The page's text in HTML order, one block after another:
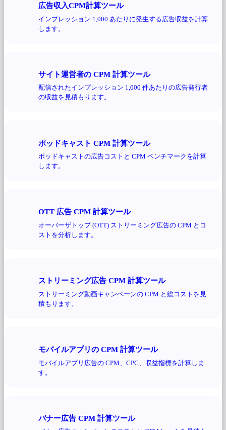
広告収入CPM計算ツール
インプレッション 1,000 あたりに発生する広告収益を計算
します。
サイト運営者の CPM 計算ツール
配信されたインプレッション 1,000 件あたりの広告発行者
の収益を見積もります。
ポッドキャスト CPM 計算ツール
ポッドキャストの広告コストと CPM ベンチマークを計算
します。
OTT 広告 CPM 計算ツール
オーバーザトップ (OTT) ストリーミング広告の CPM とコ
ストを分析します。
ストリーミング広告 CPM 計算ツール
ストリーミング動画キャンペーンの CPM と総コストを見
積もります。
モバイルアプリの CPM 計算ツール
モバイルアプリ広告の CPM、CPC、収益指標を計算しま
す。
バナー広告 CPM 計算ツール